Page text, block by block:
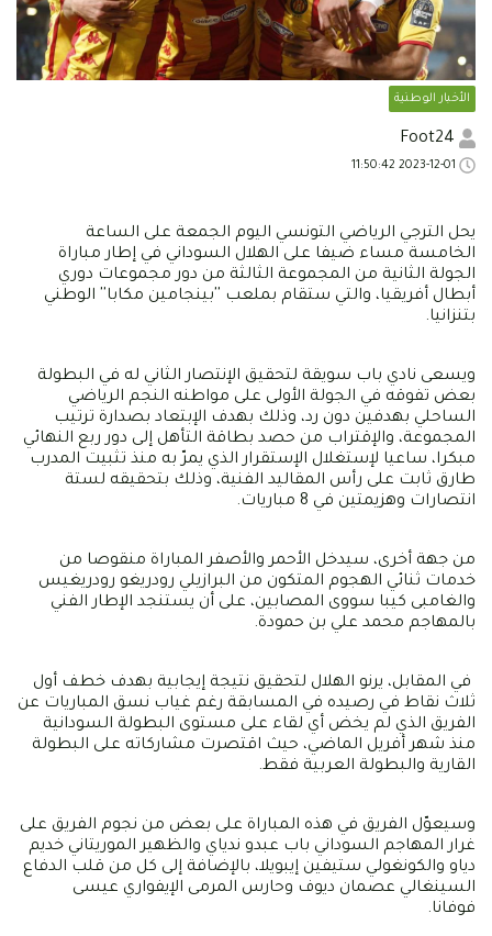
الأخبار الوطنية
يحل الترجي الرياضي التونسي اليوم الجمعة على الساعة
الخامسة مساء ضيفا على الهلال السوداني في إطار مباراة
الجولة الثانية من المجموعة الثالثة من دور مجموعات دوري
أبطال أفريقيا، والتي ستقام بملعب ''بينجامين مكابا'' الوطني
بتنزانيا.
ويسعى نادي باب سويقة لتحقيق الإنتصار الثاني له في البطولة
بعض تفوقه في الجولة الأولى على مواطنه النجم الرياضي
الساحلي بهدفين دون رد، وذلك بهدف الإبتعاد بصدارة ترتيب
المجموعة، والإقتراب من حصد بطاقة التأهل إلى دور ربع النهائي
مبكرا، ساعيا لإستغلال الإستقرار الذي يمرّ به منذ تثبيت المدرب
طارق ثابت على رأس المقاليد الفنية، وذلك بتحقيقه لستة
انتصارات وهزيمتين في 8 مباريات.
من جهة أخرى، سيدخل الأحمر والأصفر المباراة منقوصا من
خدمات ثنائي الهجوم المتكون من البرازيلي رودريغو رودريغيس
والغامبى كيبا سووى المصابين، على أن يستنجد الإطار الفني
بالمهاجم محمد علي بن حمودة.
في المقابل، يرنو الهلال لتحقيق نتيجة إيجابية بهدف خطف أول
ثلاث نقاط في رصيده في المسابقة رغم غياب نسق المباريات عن
الفريق الذي لم يخض أي لقاء على مستوى البطولة السودانية
منذ شهر أفريل الماضي، حيث اقتصرت مشاركاته على البطولة
القارية والبطولة العربية فقط.
وسيعوّل الفريق في هذه المباراة على بعض من نجوم الفريق على
غرار المهاجم السوداني باب عبدو ندياي والظهير الموريتاني خديم
دياو والكونغولي ستيفين إيبويلا، بالإضافة إلى كل من قلب الدفاع
السينغالي عصمان ديوف وحارس المرمى الإيفواري عيسى
فوفانا.